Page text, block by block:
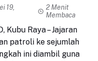
19,
2 Menit
Membaca
Kubu Raya – Jajaran
patroli ke sejumlah
ini diambil guna